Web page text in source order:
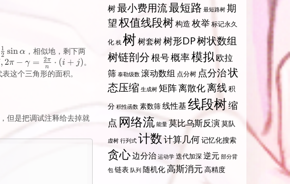
\frac{1}
{2} \sin
\alpha
2
1 sinα ，相似地，剩下两
, 2π − γ = n
2π ⋅ (i + j)。
这个三角形的面积。
但是把调试注释给去掉就
树最小费用流最短路 最短路树 期
望权值线段树构造 枚举 标记永久
化 栈 树 树套树树形DP树状数组
树链剖分根号概率模拟 欧拉
筛 泰勒级数 滚动数组 点分树 点分治状
态压缩 生成树 矩阵离散化离线 积
分 积性函数 素数筛 线性基 线段树缩
点 网络流 能量 莫比乌斯反演 莫队
虚树 行列式 计数计算几何 记忆化搜索
贪心边分治 运动学 迭代加深 逆元 部分背
包 链表 队列 随机化高斯消元 高精度